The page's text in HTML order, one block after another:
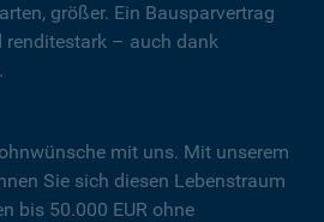
größer. Ein Bausparvertrag
renditestark – auch dank
mit uns. Mit unserem
Sie sich diesen Lebenstraum
bis 50.000 EUR ohne